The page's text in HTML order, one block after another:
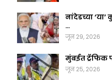
नांदेडच्या
…
जून 29, 2026
मुंबईत ट्रॅफिक
जून 25, 2026